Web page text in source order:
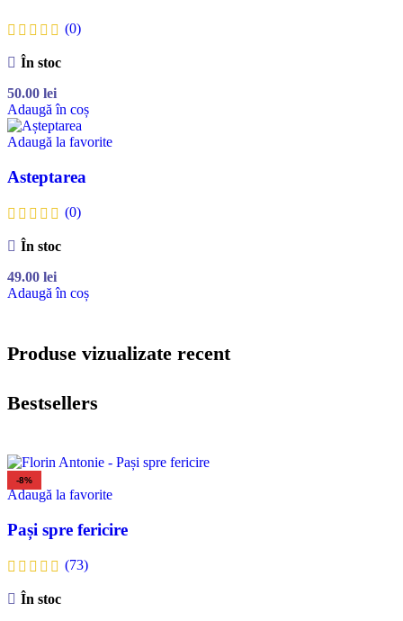
(0)
În stoc
50.00 lei
Adaugă în coș
Adaugă la favorite
Asteptarea
(0)
În stoc
49.00 lei
Adaugă în coș
Produse vizualizate recent
Bestsellers
-8%
Adaugă la favorite
Pași spre fericire
(73)
În stoc